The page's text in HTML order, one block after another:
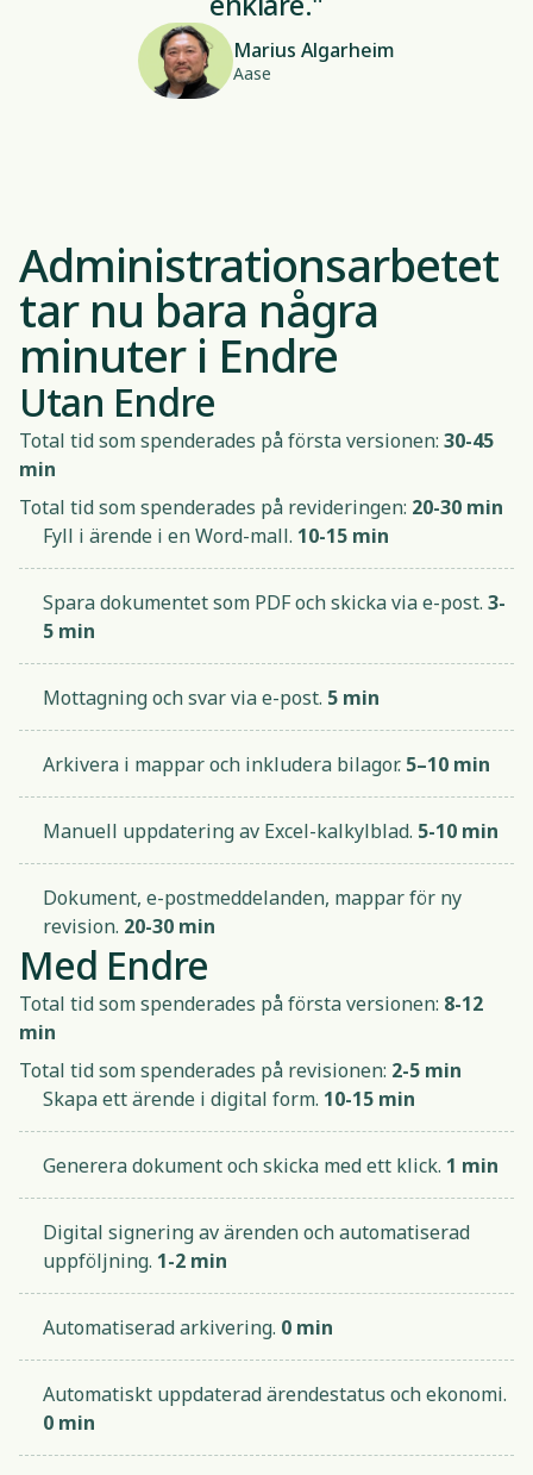
Marius Algarheim
Aase
Administrationsarbetet
tar nu bara några
minuter i Endre
Utan Endre
Total tid som spenderades på första versionen: 30-45
min
Total tid som spenderades på revideringen: 20-30 min
Fyll i ärende i en Word-mall. 10-15 min
Spara dokumentet som PDF och skicka via e-post. 3-
5 min
Mottagning och svar via e-post. 5 min
Arkivera i mappar och inkludera bilagor. 5–10 min
Manuell uppdatering av Excel-kalkylblad. 5-10 min
Dokument, e-postmeddelanden, mappar för ny
revision. 20-30 min
Med Endre
Total tid som spenderades på första versionen: 8-12
min
Total tid som spenderades på revisionen: 2-5 min
Skapa ett ärende i digital form. 10-15 min
Generera dokument och skicka med ett klick. 1 min
Digital signering av ärenden och automatiserad
uppföljning. 1-2 min
Automatiserad arkivering. 0 min
Automatiskt uppdaterad ärendestatus och ekonomi.
0 min